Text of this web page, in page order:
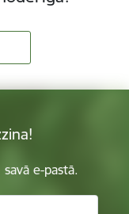
e-pastā.